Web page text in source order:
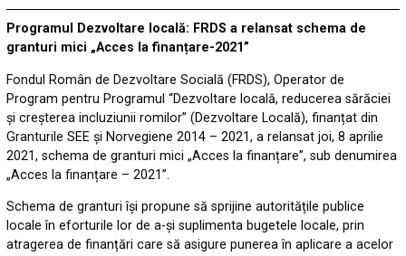
Programul Dezvoltare locală: FRDS a relansat schema de
granturi mici „Acces la finanțare-2021”
Fondul Român de Dezvoltare Socială (FRDS), Operator de
Program pentru Programul “Dezvoltare locală, reducerea sărăciei
și creșterea incluziunii romilor” (Dezvoltare Locală), finanțat din
Granturile SEE și Norvegiene 2014 – 2021, a relansat joi, 8 aprilie
2021, schema de granturi mici „Acces la finanțare”, sub denumirea
„Acces la finanțare – 2021”.
Schema de granturi își propune să sprijine autoritățile publice
locale în eforturile lor de a-și suplimenta bugetele locale, prin
atragerea de finanțări care să asigure punerea în aplicare a acelor